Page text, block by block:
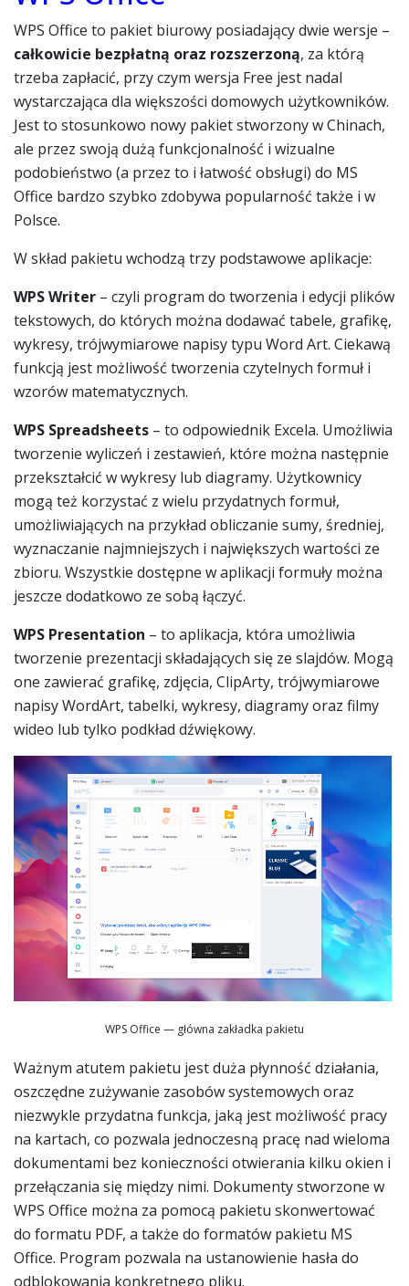
WPS Office to pakiet biurowy posiadający dwie wersje –
całkowicie bezpłatną oraz rozszerzoną, za którą
trzeba zapłacić, przy czym wersja Free jest nadal
wystarczająca dla większości domowych użytkowników.
Jest to stosunkowo nowy pakiet stworzony w Chinach,
ale przez swoją dużą funkcjonalność i wizualne
podobieństwo (a przez to i łatwość obsługi) do MS
Office bardzo szybko zdobywa popularność także i w
Polsce.
W skład pakietu wchodzą trzy podstawowe aplikacje:
WPS Writer – czyli program do tworzenia i edycji plików
tekstowych, do których można dodawać tabele, grafikę,
wykresy, trójwymiarowe napisy typu Word Art. Ciekawą
funkcją jest możliwość tworzenia czytelnych formuł i
wzorów matematycznych.
WPS Spreadsheets – to odpowiednik Excela. Umożliwia
tworzenie wyliczeń i zestawień, które można następnie
przekształcić w wykresy lub diagramy. Użytkownicy
mogą też korzystać z wielu przydatnych formuł,
umożliwiających na przykład obliczanie sumy, średniej,
wyznaczanie najmniejszych i największych wartości ze
zbioru. Wszystkie dostępne w aplikacji formuły można
jeszcze dodatkowo ze sobą łączyć.
WPS Presentation – to aplikacja, która umożliwia
tworzenie prezentacji składających się ze slajdów. Mogą
one zawierać grafikę, zdjęcia, ClipArty, trójwymiarowe
napisy WordArt, tabelki, wykresy, diagramy oraz filmy
wideo lub tylko podkład dźwiękowy.
WPS Office — główna zakładka pakietu
Ważnym atutem pakietu jest duża płynność działania,
oszczędne zużywanie zasobów systemowych oraz
niezwykle przydatna funkcja, jaką jest możliwość pracy
na kartach, co pozwala jednoczesną pracę nad wieloma
dokumentami bez konieczności otwierania kilku okien i
przełączania się między nimi. Dokumenty stworzone w
WPS Office można za pomocą pakietu skonwertować
do formatu PDF, a także do formatów pakietu MS
Office. Program pozwala na ustanowienie hasła do
odblokowania konkretnego pliku.